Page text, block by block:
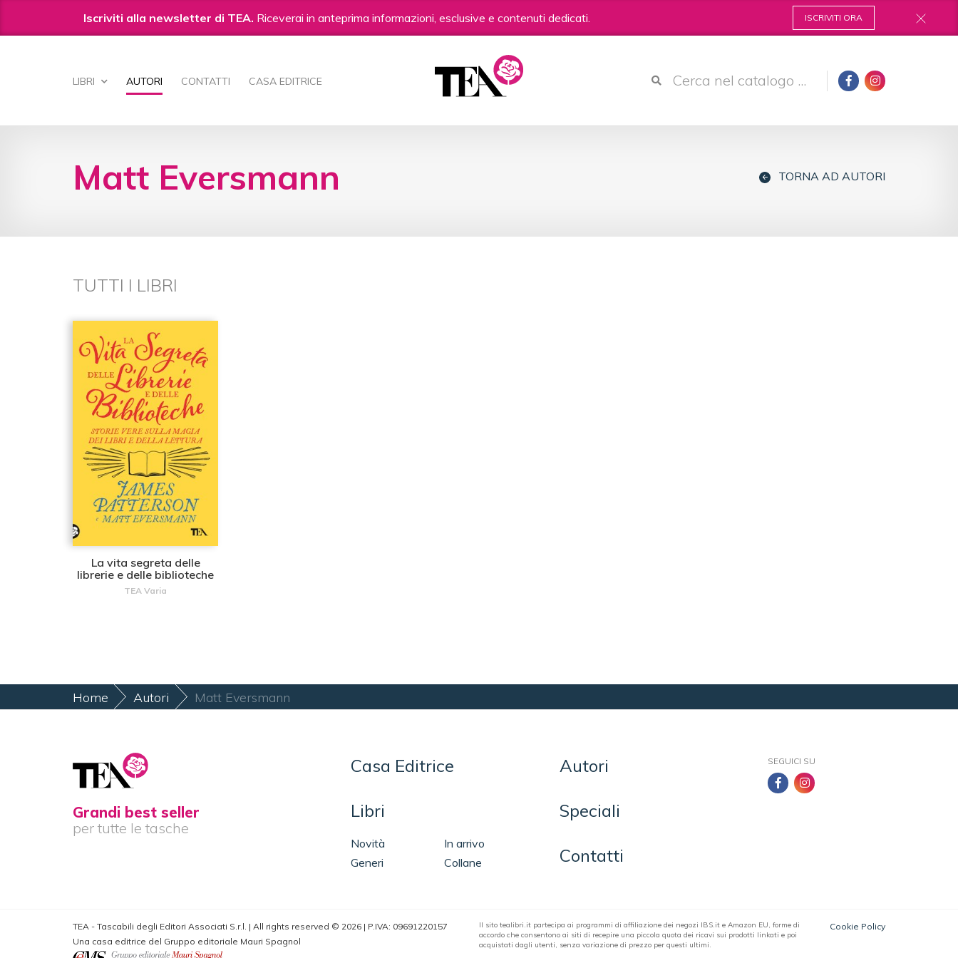
Iscriviti alla newsletter di TEA. Riceverai in anteprima informazioni, esclusive e contenuti dedicati. ISCRIVITI ORA
LIBRI AUTORI CONTATTI CASA EDITRICE
contenuti.
Matt Eversmann TORNA AD AUTORI
TUTTI I LIBRI
La vita segreta delle
librerie e delle biblioteche
TEA Varia
Home Autori Matt Eversmann
Grandi best seller
per tutte le tasche
Casa Editrice
Libri
Novità
In arrivo
Generi
Collane
Autori
Speciali
Contatti
SEGUICI SU
TEA - Tascabili degli Editori Associati S.r.l. | All rights reserved © 2026 | P.IVA: 09691220157
Una casa editrice del Gruppo editoriale Mauri Spagnol
Il sito tealibri.it partecipa ai programmi di affiliazione dei negozi IBS.it e Amazon EU, forme di
accordo che consentono ai siti di recepire una piccola quota dei ricavi sui prodotti linkati e poi
acquistati dagli utenti, senza variazione di prezzo per questi ultimi.
Cookie Policy